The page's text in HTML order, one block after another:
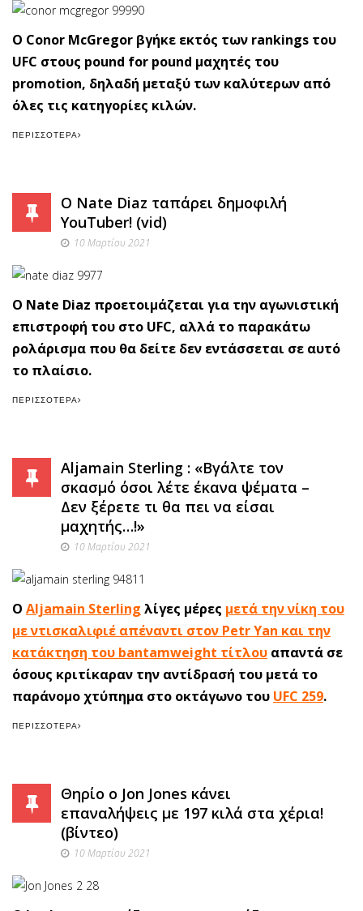
O Conor McGregor βγήκε εκτός των rankings του
UFC στους pound for pound μαχητές του
promotion, δηλαδή μεταξύ των καλύτερων από
όλες τις κατηγορίες κιλών.
ΠΕΡΙΣΣΌΤΕΡΑ
O Nate Diaz ταπάρει δημοφιλή
YouTuber! (vid)
10 Μαρτίου 2021
O Nate Diaz προετοιμάζεται για την αγωνιστική
επιστροφή του στο UFC, αλλά το παρακάτω
ρολάρισμα που θα δείτε δεν εντάσσεται σε αυτό
το πλαίσιο.
ΠΕΡΙΣΣΌΤΕΡΑ
Aljamain Sterling : «Βγάλτε τον
σκασμό όσοι λέτε έκανα ψέματα –
Δεν ξέρετε τι θα πει να είσαι
μαχητής…!»
10 Μαρτίου 2021
Ο Aljamain Sterling λίγες μέρες μετά την νίκη του
με ντισκαλιφιέ απέναντι στον Petr Yan και την
κατάκτηση του bantamweight τίτλου απαντά σε
όσους κριτίκαραν την αντίδρασή του μετά το
παράνομο χτύπημα στο οκτάγωνο του UFC 259.
ΠΕΡΙΣΣΌΤΕΡΑ
Θηρίο ο Jon Jones κάνει
επαναλήψεις με 197 κιλά στα χέρια!
(βίντεο)
10 Μαρτίου 2021